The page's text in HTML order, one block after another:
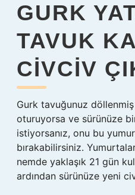
GURK
TAVUK
CIVCIV
Gurk tavuğunuz
oturuyorsa ve sürünüze
istiyorsanız, onu bu
bırakabilirsiniz.
nemde yaklaşık 21 gün
ardından sürünüze yeni